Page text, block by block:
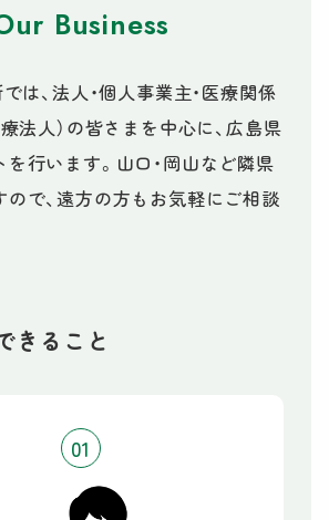
Business
は、法人・個人事業主・医療関係
療法人）の皆さまを中心に、 広島県
行います。山口・岡山など隣県
ので、遠方の方もお気軽にご相談
きること
01